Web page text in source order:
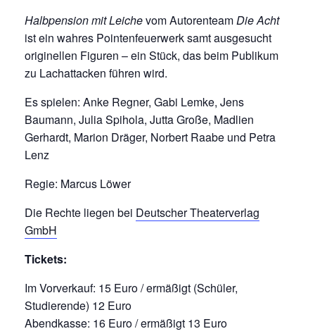
Halbpension mit Leichevom AutorenteamDie Acht
ist ein wahres Pointenfeuerwerk samt ausgesucht
originellen Figuren – ein Stück, das beim Publikum
zu Lachattacken führen wird.
Es spielen: Anke Regner, Gabi Lemke, Jens
Baumann, Julia Spihola, Jutta Große, Madlien
Gerhardt, Marion Dräger, Norbert Raabe und Petra
Lenz
Regie: Marcus Löwer
Die Rechte liegen bei Deutscher Theaterverlag
GmbH
Tickets:
Im Vorverkauf: 15 Euro / ermäßigt (Schüler,
Studierende) 12 Euro
Abendkasse: 16 Euro / ermäßigt 13 Euro